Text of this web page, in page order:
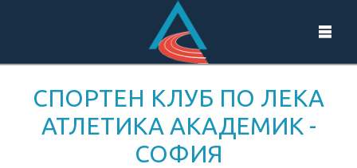
СПОРТЕН КЛУБ ПО ЛЕКА
АТЛЕТИКА АКАДЕМИК -
СОФИЯ